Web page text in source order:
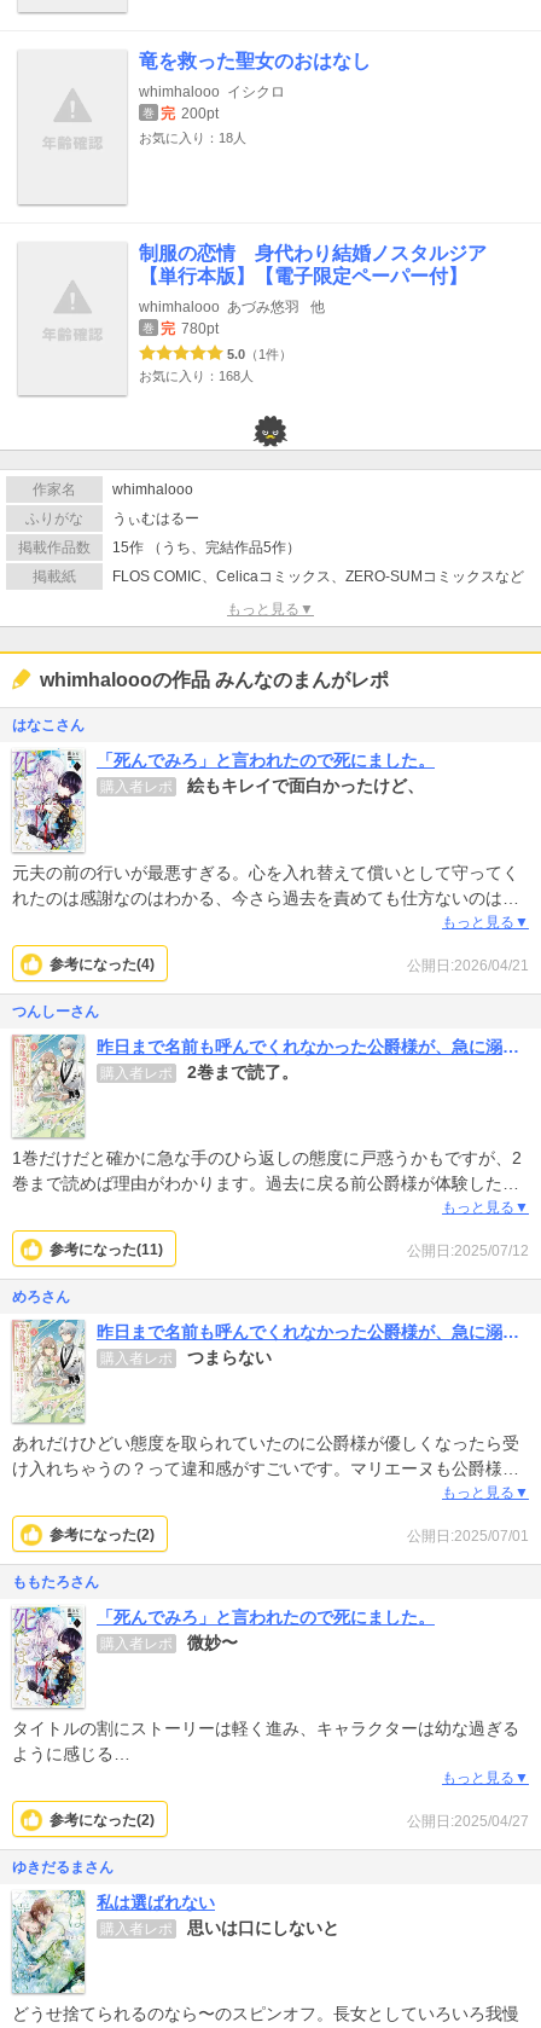
竜を救った聖女のおはなし
whimhalooo イシクロ
巻 完 200pt
お気に入り：18人
制服の恋情 身代わり結婚ノスタルジア
【単行本版】【電子限定ペーパー付】
whimhalooo あづみ悠羽 他
巻 完 780pt
5.0 （1件）
お気に入り：168人
作家名
whimhalooo
ふりがな
うぃむはるー
掲載作品数
15作 （うち、完結作品5作）
掲載紙
FLOS COMIC、Celicaコミックス、ZERO-SUMコミックスなど
もっと見る▼
whimhaloooの作品 みんなのまんがレポ
はなこさん
「死んでみろ」と言われたので死にました。
購入者レポ 絵もキレイで面白かったけど、
元夫の前の行いが最悪すぎる。心を入れ替えて償いとして守ってく
れたのは感謝なのはわかる、今さら過去を責めても仕方ないのは分
かるけど、あんなに憎んだ記憶があつて、ドキドキするか?ヒロイン
がチョロすぎて応援できない。一番の犠牲は子どもだよ。今世でも
元夫と結婚したら、きっと同じ子どもが生まれてきて家族３人再会
できるかもしれない。だけど第2王子と新しい人生でラブラブな恋人
同士になってほしい気持ちしかない。
もっと見る▼
公開日:2026/04/21
参考になった(4)
つんしーさん
昨日まで名前も呼んでくれなかった公爵様が、急に溺愛してくるのですが？@COMIC
購入者レポ 2巻まで読了。
1巻だけだと確かに急な手のひら返しの態度に戸惑うかもですが、2
巻まで読めば理由がわかります。過去に戻る前公爵様が体験したこ
とからすると、あの勢い、豹変ぶり、愛のダダ漏れ具合など納得で
す。まだ体験した全て出てないですが、公爵様の体験したことは現
実的に想像すると本当にゾッとする状況下でそんな中であの妻の存
在はほんとに救いなんてものではない。やり直せたなら目一杯愛し
たいよね。改心前の公爵様は確かにひどいけれど、それも生い立ち
に原因ある模様。1巻だけでは確かに心の機微とか少ないかもです
が、2巻は公爵様の心の内がしっかり描かれていると思います。凄ま
じい後悔の中、与えられたチャンスに、心の底から彼女を幸せにし
たい気持ちは相当なもの。人によっては安直とか思われるかもです
が、人間ってこんなんですよ。想像は出来ても実際その立場になっ
てみないとわからないし、心の底から変わるなんて出来ない。続き
もっと見る▼
公開日:2025/07/12
参考になった(11)
めろさん
昨日まで名前も呼んでくれなかった公爵様が、急に溺愛してくるのですが？@COMIC
購入者レポ つまらない
あれだけひどい態度を取られていたのに公爵様が優しくなったら受
け入れちゃうの？って違和感がすごいです。マリエーヌも公爵様
も、もう少し心の機微を描いてもらわないと共感できないかな。急
に変わった感を出したいのだろうけど不自然すぎる。つまらないで
す。
もっと見る▼
公開日:2025/07/01
参考になった(2)
ももたろさん
「死んでみろ」と言われたので死にました。
購入者レポ 微妙〜
タイトルの割にストーリーは軽く進み、キャラクターは幼な過ぎる
ように感じる
しっかり作り込まれたのを読みたかったなー
もっと見る▼
公開日:2025/04/27
参考になった(2)
ゆきだるまさん
私は選ばれない
購入者レポ 思いは口にしないと
どうせ捨てられるのなら〜のスピンオフ。長女としていろいろ我慢